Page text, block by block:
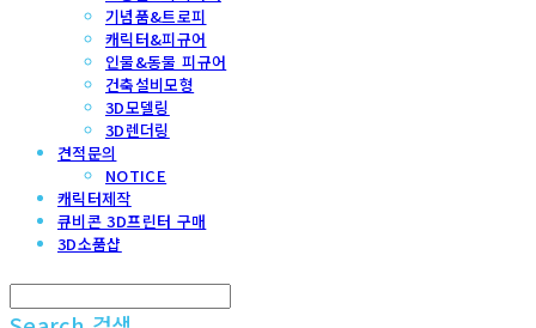
기념품&트로피
캐릭터&피규어
인물&동물 피규어
건축설비모형
3D모델링
3D렌더링
견적문의
NOTICE
캐릭터제작
큐비콘 3D프린터 구매
3D소품샵